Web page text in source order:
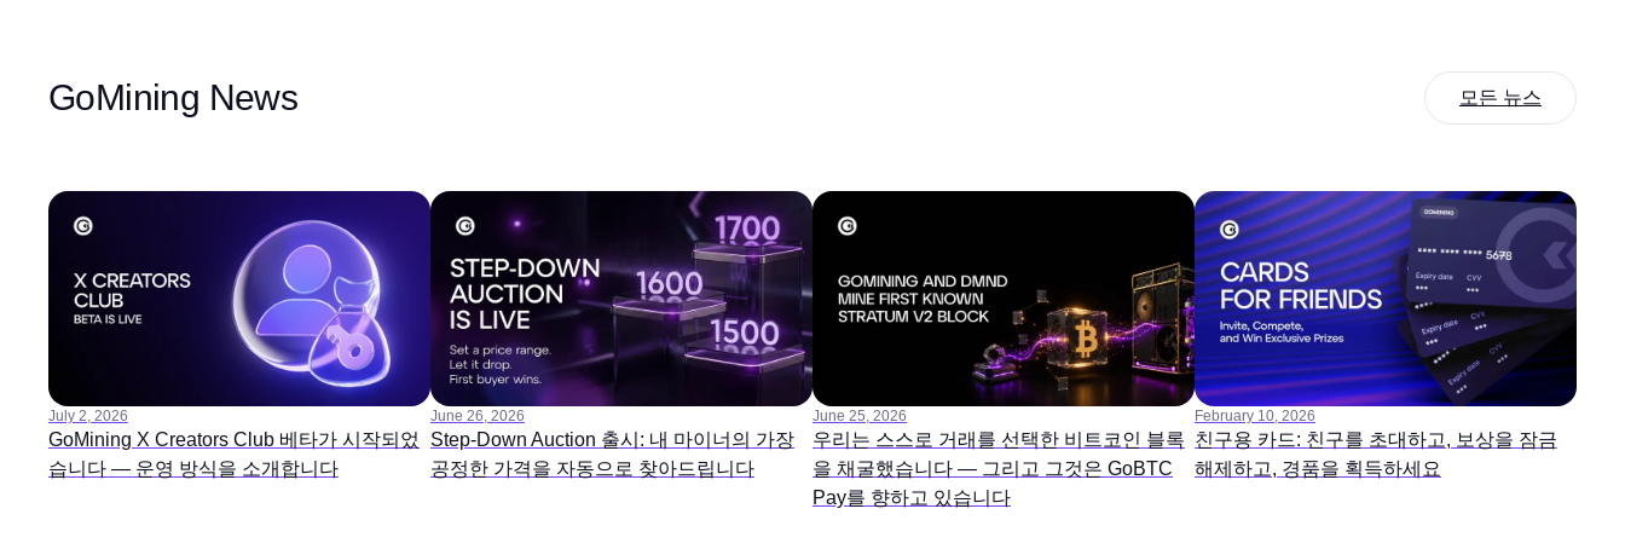
GoMining News 모든 뉴스
GoMining X Creators Club 베타가 시작되었
습니다 — 운영 방식을 소개합니다
July 2, 2026
Step-Down Auction 출시: 내 마이너의 가장
공정한 가격을 자동으로 찾아드립니다
June 26, 2026
우리는 스스로 거래를 선택한 비트코인 블록
을 채굴했습니다 — 그리고 그것은 GoBTC
Pay를 향하고 있습니다
June 25, 2026
친구용 카드: 친구를 초대하고, 보상을 잠금
해제하고, 경품을 획득하세요
February 10, 2026